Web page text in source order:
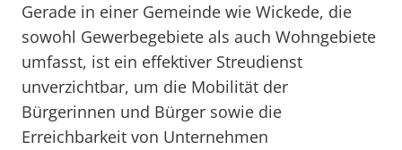
Gerade in einer Gemeinde wie Wickede, die
sowohl Gewerbegebiete als auch Wohngebiete
umfasst, ist ein effektiver Streudienst
unverzichtbar, um die Mobilität der
Bürgerinnen und Bürger sowie die
Erreichbarkeit von Unternehmen